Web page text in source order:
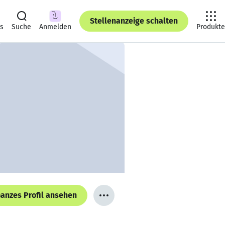
Suche Anmelden
Stellenanzeige schalten
Produkte
Profil ansehen